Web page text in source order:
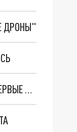
ДРОНЫ"
"ОЧЕНЬ ПЛОХИЕ НОВОСТИ": БОЛЬШАЯ ОШИБКА PALANTIR В РОССИИ. СТРАНЫ НАТО ВПЕРВЫЕ ЗА СВО ОСТАНОВИЛИ ПОСТАВКИ ОРУЖИЯ. ВСУ ТЕРЯЮТ ПРИГРАНИЧЬЕ?